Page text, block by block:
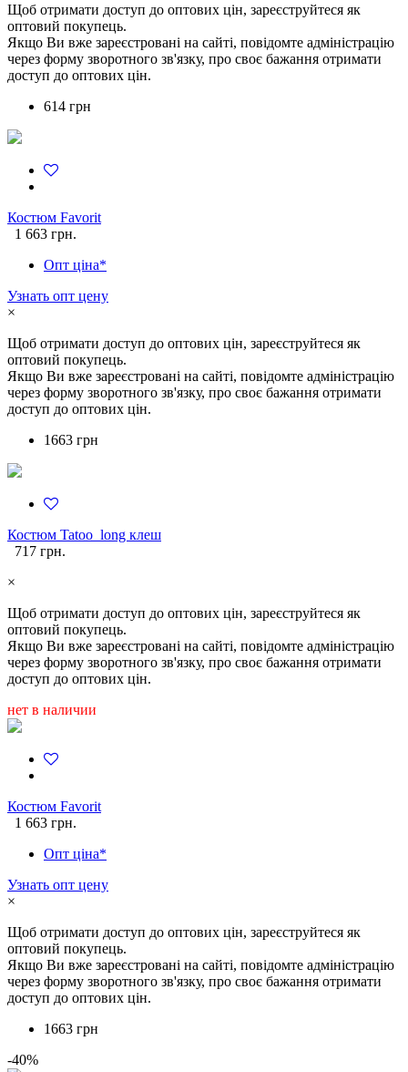
Щоб отримати доступ до оптових цін, зареєструйтеся як
оптовий покупець.
Якщо Ви вже зареєстровані на сайті, повідомте адміністрацію
через форму зворотного зв'язку, про своє бажання отримати
доступ до оптових цін.
614 грн
Костюм Favorit
1 663 грн.
Опт ціна*
Узнать опт цену
×
Щоб отримати доступ до оптових цін, зареєструйтеся як
оптовий покупець.
Якщо Ви вже зареєстровані на сайті, повідомте адміністрацію
через форму зворотного зв'язку, про своє бажання отримати
доступ до оптових цін.
1663 грн
Костюм Tatoo_long клеш
717 грн.
×
Щоб отримати доступ до оптових цін, зареєструйтеся як
оптовий покупець.
Якщо Ви вже зареєстровані на сайті, повідомте адміністрацію
через форму зворотного зв'язку, про своє бажання отримати
доступ до оптових цін.
нет в наличии
Костюм Favorit
1 663 грн.
Опт ціна*
Узнать опт цену
×
Щоб отримати доступ до оптових цін, зареєструйтеся як
оптовий покупець.
Якщо Ви вже зареєстровані на сайті, повідомте адміністрацію
через форму зворотного зв'язку, про своє бажання отримати
доступ до оптових цін.
1663 грн
-40%